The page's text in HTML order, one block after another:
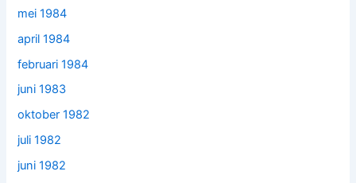
mei 1984
april 1984
februari 1984
juni 1983
oktober 1982
juli 1982
juni 1982